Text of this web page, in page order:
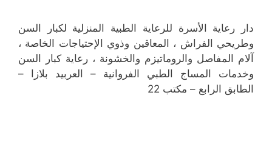
دار رعاية الأسرة للرعاية الطبية المنزلية لكبار السن
وطريحي الفراش ، المعاقين وذوي الإحتياجات الخاصة ،
آلام المفاصل والروماتيزم والخشونة ، رعاية كبار السن
وخدمات المساج الطبي الفروانية – العربيد بلازا –
الطابق الرابع – مكتب 22